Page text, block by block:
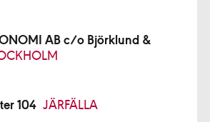
AB c/o Björklund &
104 JÄRFÄLLA